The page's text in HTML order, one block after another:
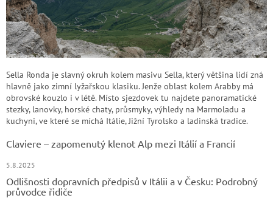
Sella Ronda je slavný okruh kolem masivu Sella, který většina lidí zná
hlavně jako zimní lyžařskou klasiku. Jenže oblast kolem Arabby má
obrovské kouzlo i v létě. Místo sjezdovek tu najdete panoramatické
stezky, lanovky, horské chaty, průsmyky, výhledy na Marmoladu a
kuchyni, ve které se míchá Itálie, Jižní Tyrolsko a ladinská tradice.
Claviere – zapomenutý klenot Alp mezi Itálií a Francií
5.8.2025
Odlišnosti dopravních předpisů v Itálii a v Česku: Podrobný
průvodce řidiče